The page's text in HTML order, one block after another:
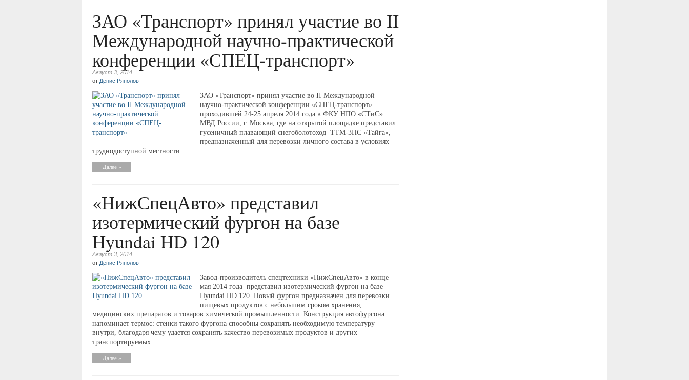
ЗАО «Транспорт» принял участие во II
Международной научно-практической
конференции «СПЕЦ-транспорт»
Август 3, 2014
от Денис Ряполов
ЗАО «Транспорт» принял участие во II Международной
научно-практической конференции «СПЕЦ-транспорт»
проходившей 24-25 апреля 2014 года в ФКУ НПО «СТиС»
МВД России, г. Москва, где на открытой площадке представил
гусеничный плавающий снегоболотоход ТТМ-3ПС «Тайга»,
предназначенный для перевозки личного состава в условиях
труднодоступной местности.
Далее »
«НижСпецАвто» представил
изотермический фургон на базе
Hyundai HD 120
Август 3, 2014
от Денис Ряполов
Завод-производитель спецтехники «НижСпецАвто» в конце
мая 2014 года представил изотермический фургон на базе
Hyundai HD 120. Новый фургон предназначен для перевозки
пищевых продуктов с небольшим сроком хранения,
медицинских препаратов и товаров химической промышленности. Конструкция автофургона
напоминает термос: стенки такого фургона способны сохранять необходимую температуру
внутри, благодаря чему удается сохранять качество перевозимых продуктов и других
транспортируемых...
Далее »